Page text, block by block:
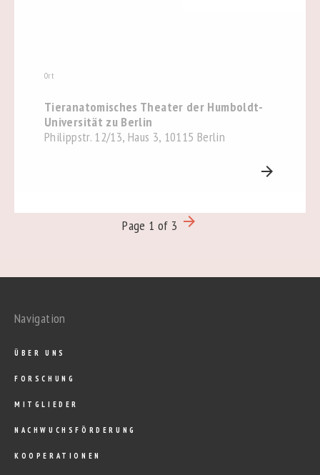
Ort
Tieranatomisches Theater der Humboldt-
Universität zu Berlin
Philippstr. 12/13, Haus 3, 10115 Berlin
arrow_forward
Page 1 of 3 arrow_forward
Navigation
ÜBER UNS
FORSCHUNG
MITGLIEDER
NACHWUCHSFÖRDERUNG
KOOPERATIONEN